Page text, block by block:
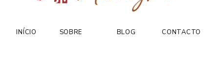
INÍCIO SOBRE BLOG CONTACTO